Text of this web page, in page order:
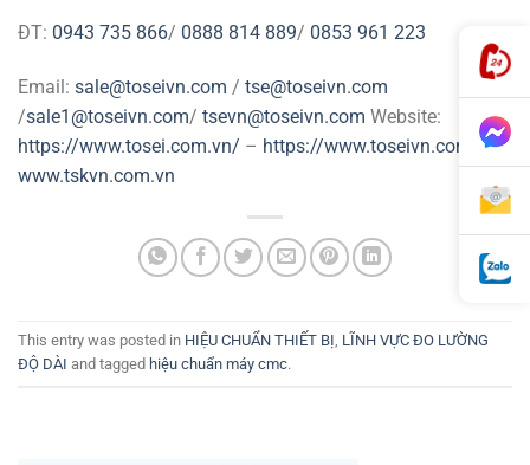
ĐT: 0943 735 866/ 0888 814 889/ 0853 961 223
Email: sale@toseivn.com / tse@toseivn.com
/sale1@toseivn.com/ tsevn@toseivn.com Website:
https://www.tosei.com.vn/ – https://www.toseivn.com/–
www.tskvn.com.vn
This entry was posted in HIỆU CHUẨN THIẾT BỊ, LĨNH VỰC ĐO LƯỜNG
ĐỘ DÀI and tagged hiệu chuẩn máy cmc.